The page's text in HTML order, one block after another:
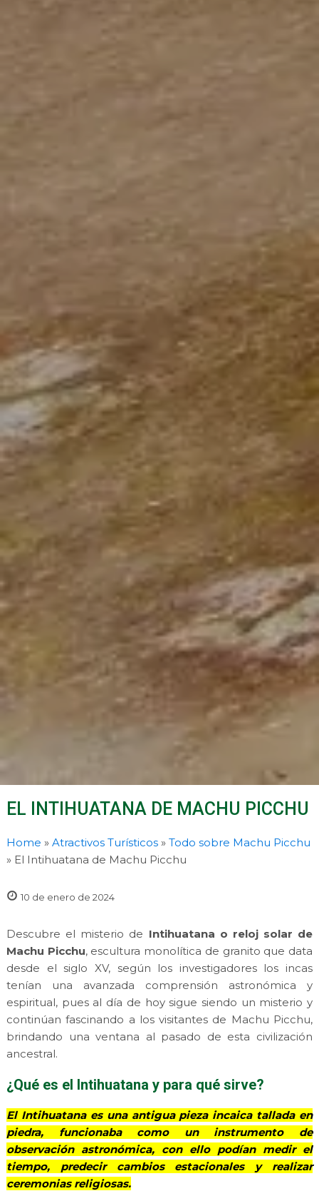
EL INTIHUATANA DE MACHU PICCHU
Home » Atractivos Turísticos» Todo sobre Machu Picchu
» El Intihuatana de Machu Picchu
10 de enero de 2024
Descubre el misterio de Intihuatana o reloj solar de
Machu Picchu, escultura monolítica de granito que data
desde el siglo XV, según los investigadores los incas
tenían una avanzada comprensión astronómica y
espiritual, pues al día de hoy sigue siendo un misterio y
continúan fascinando a los visitantes de Machu Picchu,
brindando una ventana al pasado de esta civilización
ancestral.
¿Qué es el Intihuatana y para qué sirve?
El Intihuatana es una antigua pieza incaica tallada en
piedra, funcionaba como un instrumento de
observación astronómica, con ello podían medir el
tiempo, predecir cambios estacionales y realizar
ceremonias religiosas.